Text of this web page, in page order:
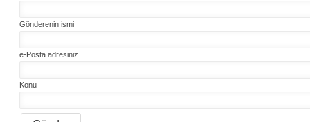
Gönderenin ismi
e-Posta adresiniz
Konu